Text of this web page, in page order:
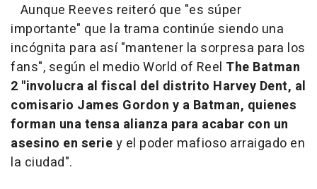
Aunque Reeves reiteró que "es súper
importante" que la trama continúe siendo una
incógnita para así "mantener la sorpresa para los
fans", según el medio World of Reel The Batman
2 "involucra al fiscal del distrito Harvey Dent, al
comisario James Gordon y a Batman, quienes
forman una tensa alianza para acabar con un
asesino en seriey el poder mafioso arraigado en
la ciudad".